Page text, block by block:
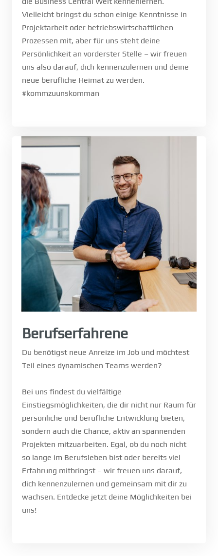
Vielleicht bringst du schon einige Kenntnisse in
Projektarbeit oder betriebswirtschaftlichen
Prozessen mit, aber für uns steht deine
Persönlichkeit an vorderster Stelle – wir freuen
uns also darauf, dich kennenzulernen und deine
neue berufliche Heimat zu werden.
#kommzuunskomman
Berufserfahrene
Du benötigst neue Anreize im Job und möchtest
Teil eines dynamischen Teams werden?
Bei uns findest du vielfältige
Einstiegsmöglichkeiten, die dir nicht nur Raum für
persönliche und berufliche Entwicklung bieten,
sondern auch die Chance, aktiv an spannenden
Projekten mitzuarbeiten. Egal, ob du noch nicht
so lange im Berufsleben bist oder bereits viel
Erfahrung mitbringst – wir freuen uns darauf,
dich kennenzulernen und gemeinsam mit dir zu
wachsen. Entdecke jetzt deine Möglichkeiten bei
uns!